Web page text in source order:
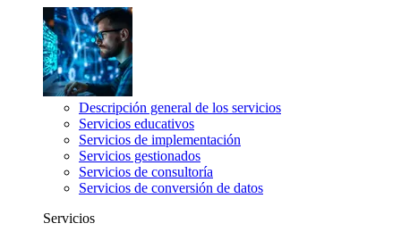
Descripción general de los servicios
Servicios educativos
Servicios de implementación
Servicios gestionados
Servicios de consultoría
Servicios de conversión de datos
Servicios